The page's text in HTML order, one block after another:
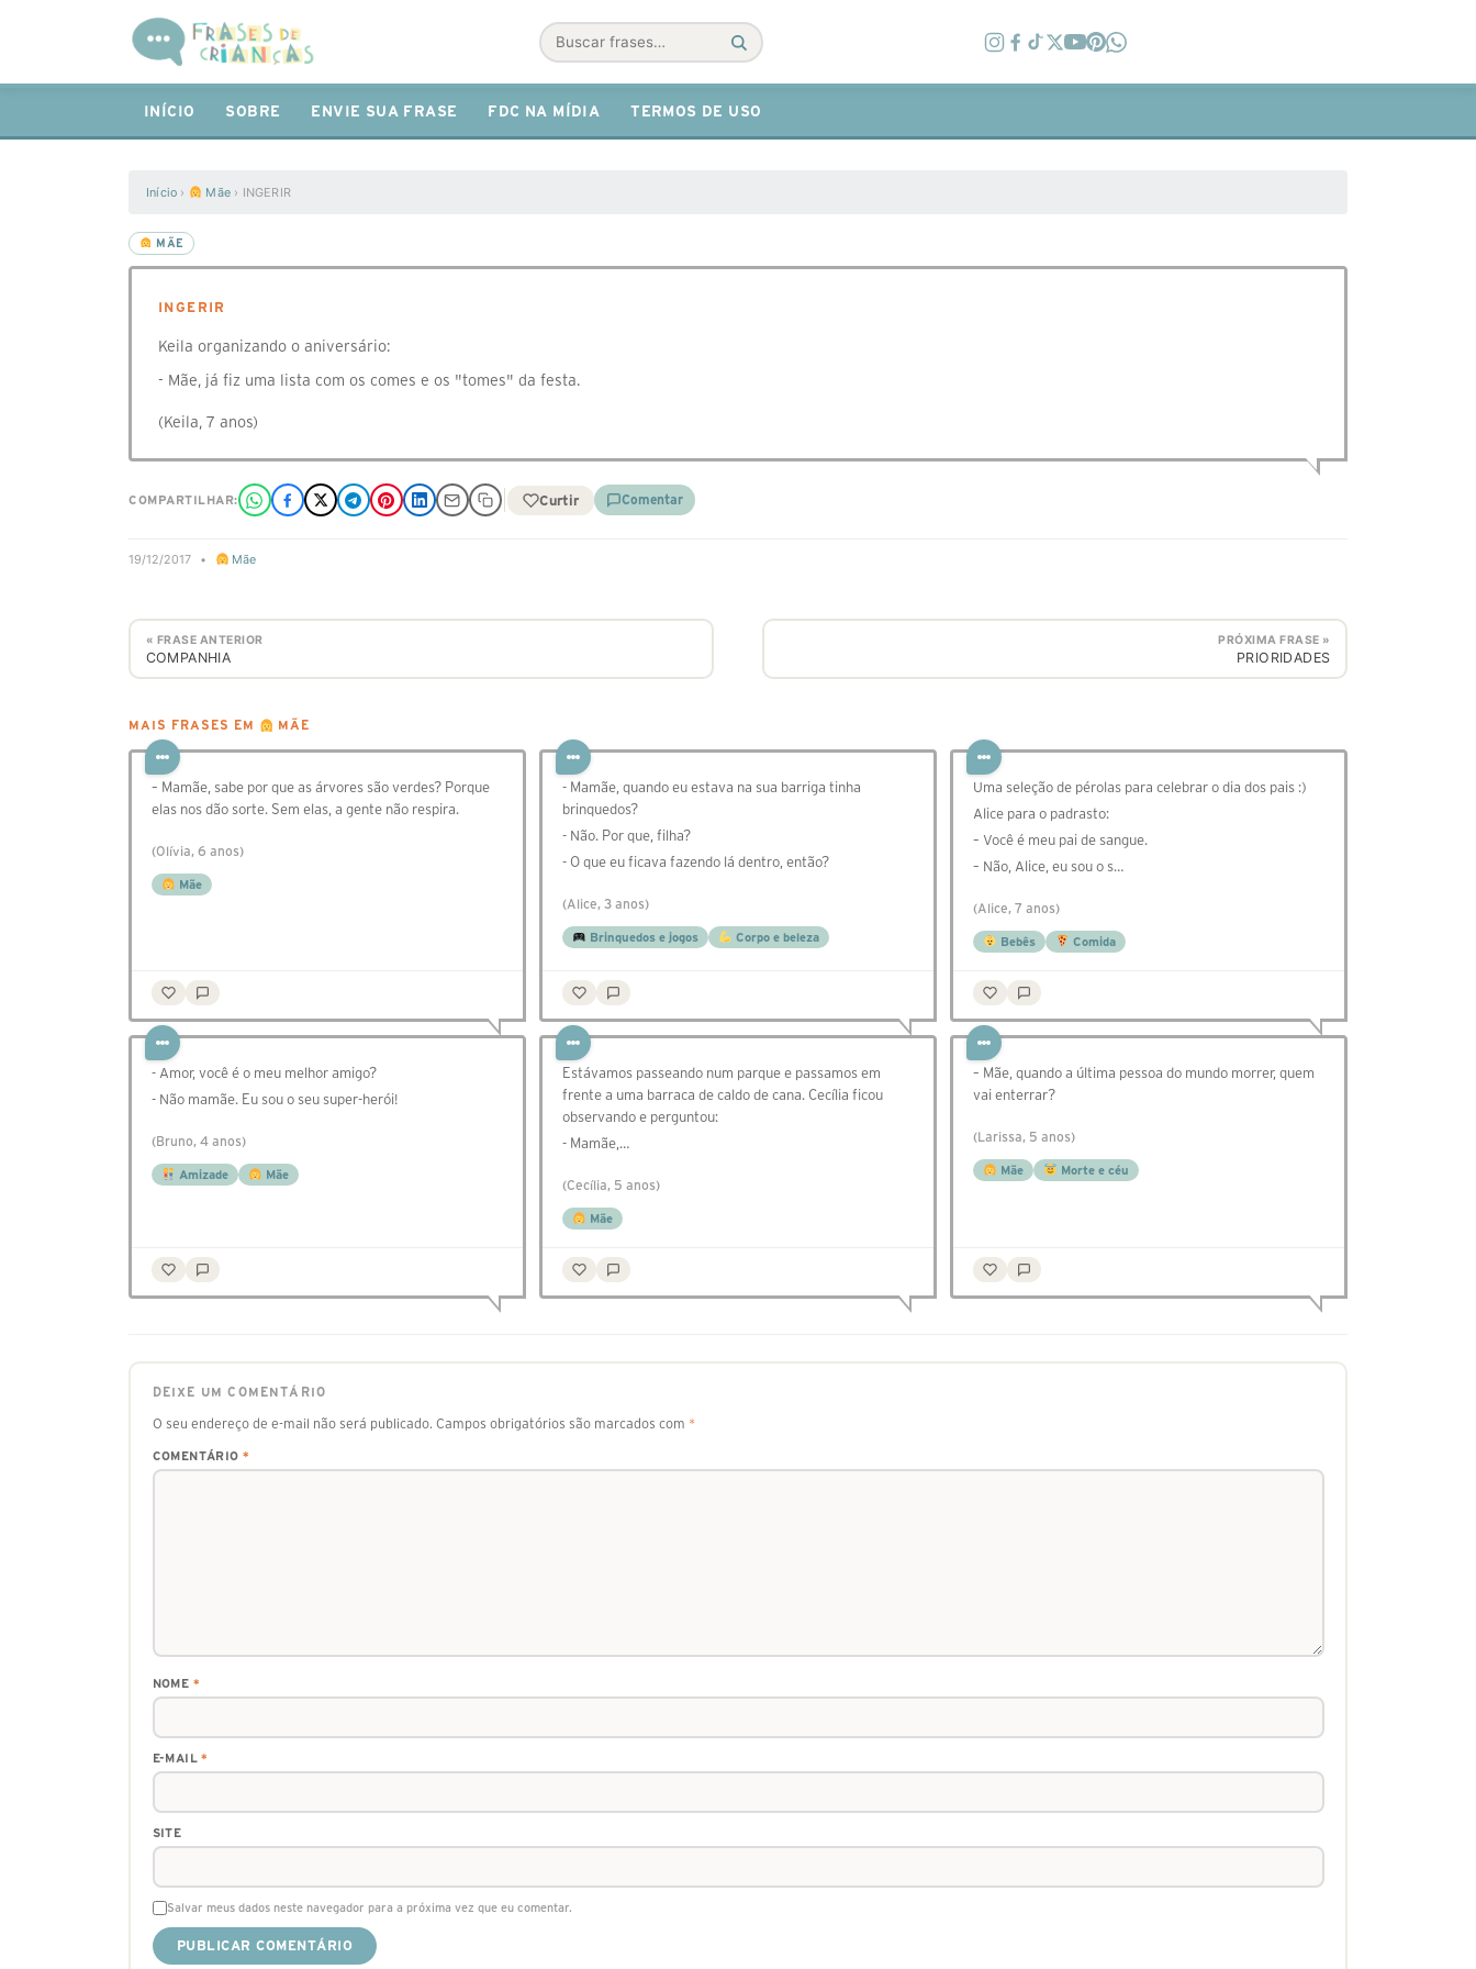
Buscar
INÍCIO SOBRE ENVIE SUA FRASE FDC NA MÍDIA TERMOS DE USO
Início › Mãe › INGERIR
MÃE
INGERIR
Keila organizando o aniversário:
- Mãe, já fiz uma lista com os comes e os "tomes" da festa.
(Keila, 7 anos)
COMPARTILHAR: Curtir Comentar
19/12/2017 • Mãe
« FRASE ANTERIOR
COMPANHIA
PRÓXIMA FRASE »
PRIORIDADES
MAIS FRASES EM MÃE
– Mamãe, sabe por que as árvores são verdes? Porque
elas nos dão sorte. Sem elas, a gente não respira.
(Olívia, 6 anos)
Mãe
- Mamãe, quando eu estava na sua barriga tinha
brinquedos?
- Não. Por que, filha?
- O que eu ficava fazendo lá dentro, então?
(Alice, 3 anos)
Brinquedos e jogos Corpo e beleza
Uma seleção de pérolas para celebrar o dia dos pais :)
Alice para o padrasto:
– Você é meu pai de sangue.
– Não, Alice, eu sou o s…
(Alice, 7 anos)
Bebês Comida
- Amor, você é o meu melhor amigo?
- Não mamãe. Eu sou o seu super-herói!
(Bruno, 4 anos)
Amizade Mãe
Estávamos passeando num parque e passamos em
frente a uma barraca de caldo de cana. Cecília ficou
observando e perguntou:
- Mamãe,…
(Cecília, 5 anos)
Mãe
– Mãe, quando a última pessoa do mundo morrer, quem
vai enterrar?
(Larissa, 5 anos)
Mãe Morte e céu
DEIXE UM COMENTÁRIO
O seu endereço de e-mail não será publicado. Campos obrigatórios são marcados com *
COMENTÁRIO *
NOME *
E-MAIL*
SITE
Salvar meus dados neste navegador para a próxima vez que eu comentar.